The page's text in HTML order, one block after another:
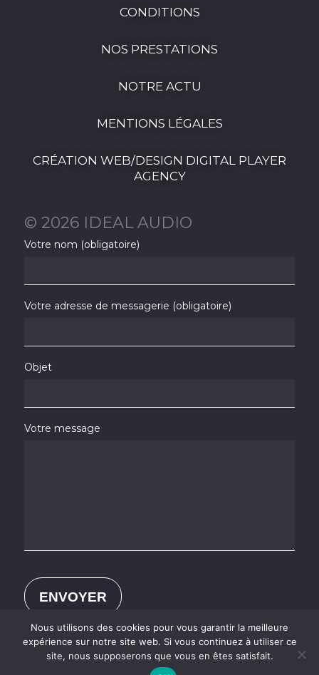
CONDITIONS
NOS PRESTATIONS
NOTRE ACTU
MENTIONS LÉGALES
CRÉATION WEB/DESIGN DIGITAL PLAYER
AGENCY
© 2026 IDEAL AUDIO
Votre nom (obligatoire)
Votre adresse de messagerie (obligatoire)
Objet
Votre message
Nous utilisons des cookies pour vous garantir la meilleure
expérience sur notre site web. Si vous continuez à utiliser ce
site, nous supposerons que vous en êtes satisfait.